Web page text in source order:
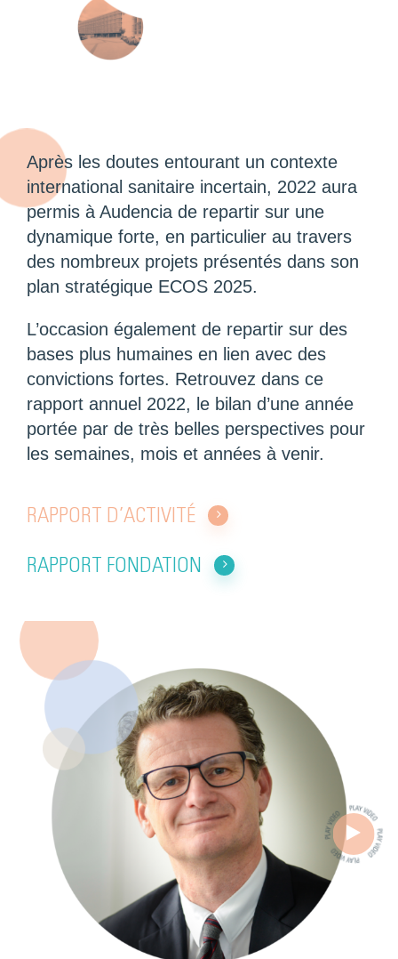
Après les doutes entourant un contexte
international sanitaire incertain, 2022 aura
permis à Audencia de repartir sur une
dynamique forte, en particulier au travers
des nombreux projets présentés dans son
plan stratégique ECOS 2025.
L’occasion également de repartir sur des
bases plus humaines en lien avec des
convictions fortes. Retrouvez dans ce
rapport annuel 2022, le bilan d’une année
portée par de très belles perspectives pour
les semaines, mois et années à venir.
RAPPORT D’ACTIVITÉ
RAPPORT FONDATION